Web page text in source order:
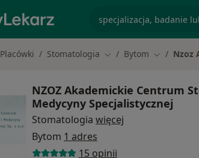
Placówki Stomatologia Zmień miasto
Bytom ZmieńNzoz
NZOZ Akademickie Centrum
Medycyny Specjalistycznej
Stomatologia więcej
Bytom 1 adres
15 opinii